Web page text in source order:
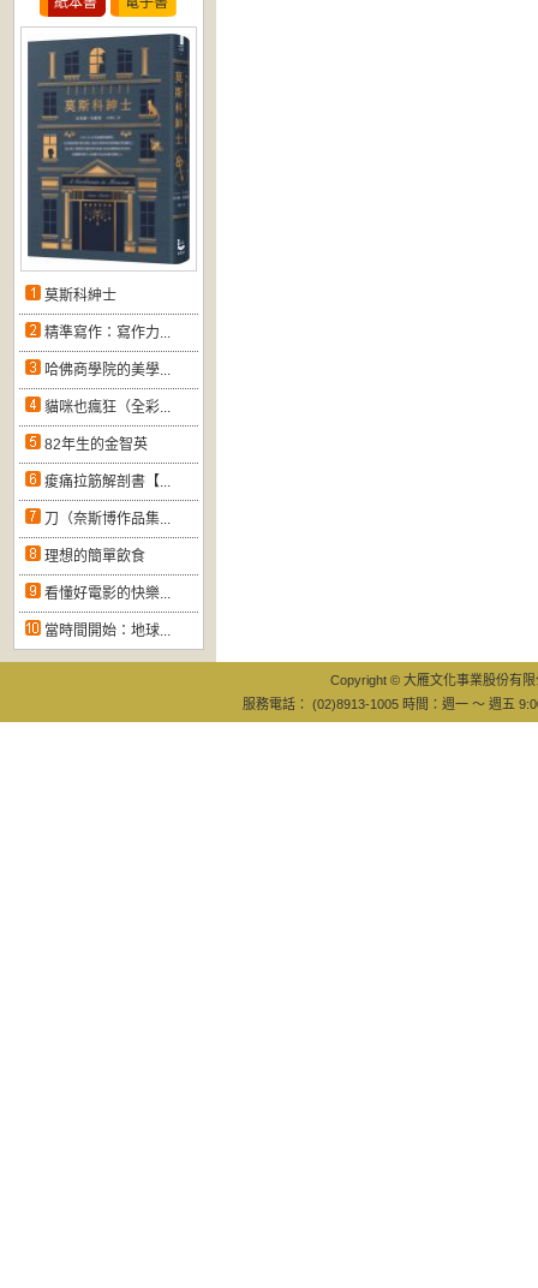
莫斯科紳士
精準寫作：寫作力...
哈佛商學院的美學...
貓咪也瘋狂（全彩...
82年生的金智英
痠痛拉筋解剖書【...
刀（奈斯博作品集...
理想的簡單飲食
看懂好電影的快樂...
當時間開始：地球...
Copyright © 大雁文化事業股份有
服務電話： (02)8913-1005 時間：週一 ～ 週五